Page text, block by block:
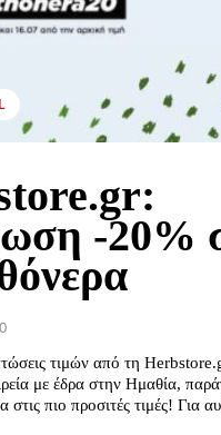
-20%
τιμών από τη
με έδρα στην Ημαθία,
στις πιο προσιτές τιμές! Για